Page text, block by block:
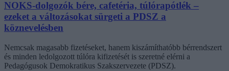
NOKS-dolgozók bére, cafetéria, túlórapótlék –
ezeket a változásokat sürgeti a PDSZ a
köznevelésben
Nemcsak magasabb fizetéseket, hanem kiszámíthatóbb bérrendszert
és minden ledolgozott túlóra kifizetését is szeretné elérni a
Pedagógusok Demokratikus Szakszervezete (PDSZ).